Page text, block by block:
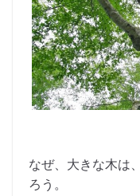
なぜ、大きな木は
ろう。